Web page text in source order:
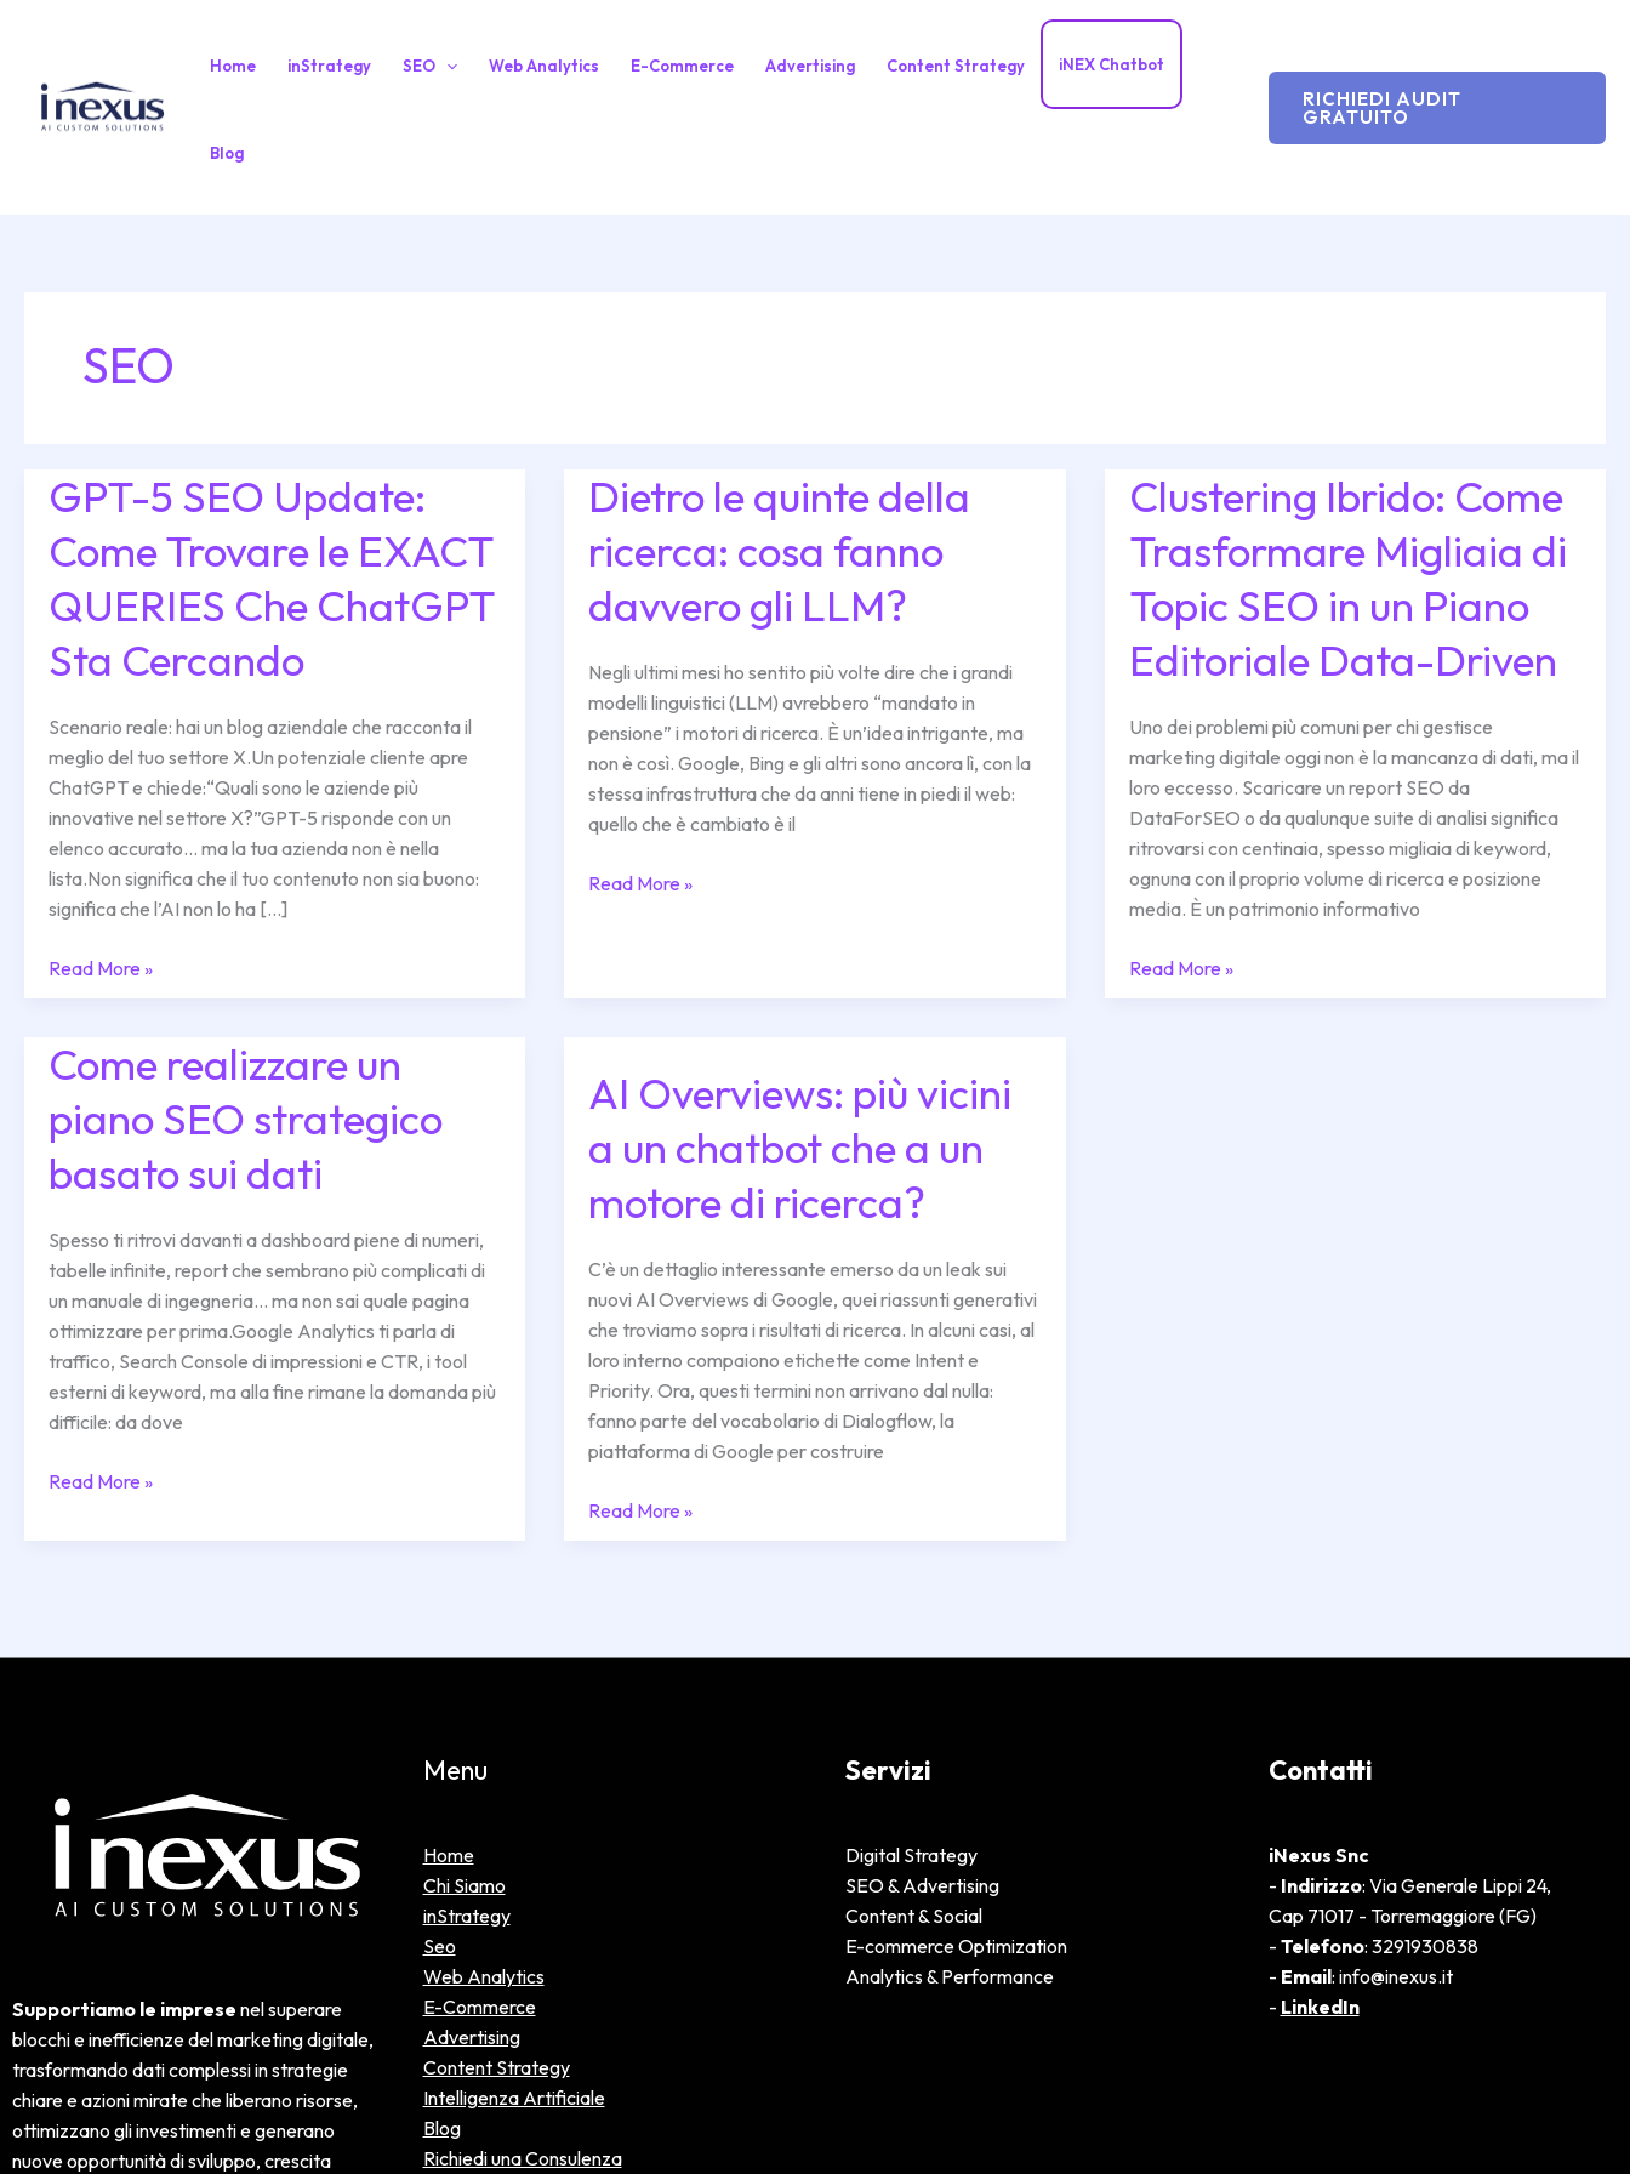
Home inStrategy SEO Web Analytics E-Commerce Advertising Content Strategy iNEX Chatbot
Blog
RICHIEDI AUDIT
GRATUITO
SEO
GPT-5 SEO Update:
Come Trovare le EXACT
QUERIES Che ChatGPT
Sta Cercando
Scenario reale: hai un blog aziendale che racconta il
meglio del tuo settore X.Un potenziale cliente apre
ChatGPT e chiede:“Quali sono le aziende più
innovative nel settore X?”GPT-5 risponde con un
elenco accurato… ma la tua azienda non è nella
lista.Non significa che il tuo contenuto non sia buono:
significa che l’AI non lo ha […]
GPT-
5
SEO
Update:
Come
le
QUERIES
Che
ChatGPT
Sta
Cercando
Read More »
Dietro le quinte della
ricerca: cosa fanno
davvero gli LLM?
Negli ultimi mesi ho sentito più volte dire che i grandi
modelli linguistici (LLM) avrebbero “mandato in
pensione” i motori di ricerca. È un’idea intrigante, ma
non è così. Google, Bing e gli altri sono ancora lì, con la
stessa infrastruttura che da anni tiene in piedi il web:
quello che è cambiato è il
Dietro
le
quinte
della
ricerca:
fanno
davvero
gli
LLM?
Read More »
Clustering Ibrido: Come
Trasformare Migliaia di
Topic SEO in un Piano
Editoriale Data-Driven
Uno dei problemi più comuni per chi gestisce
marketing digitale oggi non è la mancanza di dati, ma il
loro eccesso. Scaricare un report SEO da
DataForSEO o da qualunque suite di analisi significa
ritrovarsi con centinaia, spesso migliaia di keyword,
ognuna con il proprio volume di ricerca e posizione
media. È un patrimonio informativo
Clustering
Ibrido:
Come
Trasformare
Migliaia
Topic
in
un
Piano
Editoriale
Data-
Driven
Read More »
Come realizzare un
piano SEO strategico
basato sui dati
Spesso ti ritrovi davanti a dashboard piene di numeri,
tabelle infinite, report che sembrano più complicati di
un manuale di ingegneria… ma non sai quale pagina
ottimizzare per prima.Google Analytics ti parla di
traffico, Search Console di impressioni e CTR, i tool
esterni di keyword, ma alla fine rimane la domanda più
difficile: da dove
Come
realizzare
un
piano
SEO
basato
sui
dati
Read More »
AI Overviews: più vicini
a un chatbot che a un
motore di ricerca?
C’è un dettaglio interessante emerso da un leak sui
nuovi AI Overviews di Google, quei riassunti generativi
che troviamo sopra i risultati di ricerca. In alcuni casi, al
loro interno compaiono etichette come Intent e
Priority. Ora, questi termini non arrivano dal nulla:
fanno parte del vocabolario di Dialogflow, la
piattaforma di Google per costruire
AI
Overviews:
più
vicini
a
chatbot
che
a
un
motore
di
ricerca?
Read More »
Supportiamo le imprese nel superare
blocchi e inefficienze del marketing digitale,
trasformando dati complessi in strategie
chiare e azioni mirate che liberano risorse,
ottimizzano gli investimenti e generano
nuove opportunità di sviluppo, crescita
Menu
Home
Chi Siamo
inStrategy
Seo
Web Analytics
E-Commerce
Advertising
Content Strategy
Intelligenza Artificiale
Blog
Richiedi una Consulenza
Servizi
Digital Strategy
SEO & Advertising
Content & Social
E-commerce Optimization
Analytics & Performance
Contatti
iNexus Snc
- Indirizzo: Via Generale Lippi 24,
Cap 71017 - Torremaggiore (FG)
- Telefono: 3291930838
- Email: info@inexus.it
- LinkedIn